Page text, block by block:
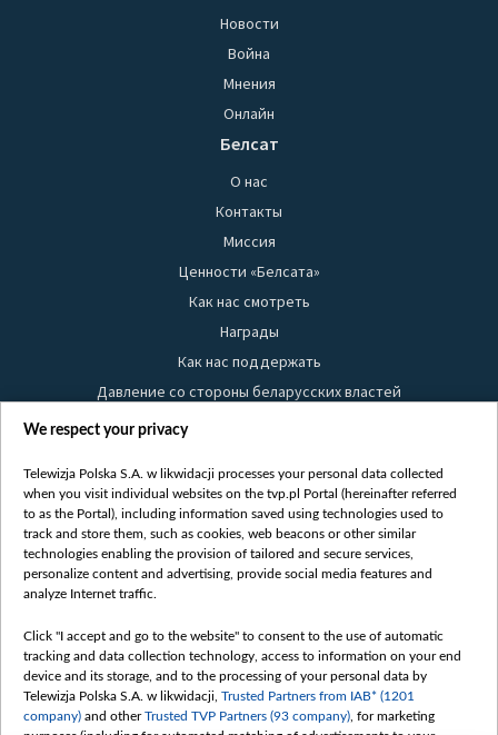
Новости
Война
Мнения
Онлайн
Белсат
О нас
Контакты
Миссия
Ценности «Белсата»
Как нас смотреть
Награды
Как нас поддержать
Давление со стороны беларусских властей
Правила использования материалов
Безопасность
Youtube
Белсат news
Белсат Life
Belsat English
Biełsat PL
Белсат Now
Белсат Shorts
We respect your privacy
Telewizja Polska S.A. w likwidacji processes your personal data collected
when you visit individual websites on the tvp.pl Portal (hereinafter referred
to as the Portal), including information saved using technologies used to
track and store them, such as cookies, web beacons or other similar
technologies enabling the provision of tailored and secure services,
personalize content and advertising, provide social media features and
analyze Internet traffic.
Click "I accept and go to the website" to consent to the use of automatic
tracking and data collection technology, access to information on your end
device and its storage, and to the processing of your personal data by
Telewizja Polska S.A. w likwidacji, Trusted Partners from IAB* (1201
company) and otherTrusted TVP Partners (93 company) , for marketing